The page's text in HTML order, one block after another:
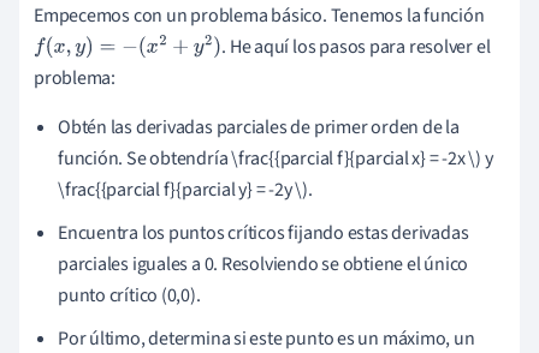
Empecemos con un problema básico. Tenemos la función
f(x,y)=−( x2+y2)
. He aquí los pasos para resolver el
problema:
Obtén las derivadas parciales de primer orden de la
función. Se obtendría \frac{{parcial f}{parcial x} = -2x \) y
\frac{{parcial f}{parcial y} = -2y \).
Encuentra los puntos críticos fijando estas derivadas
parciales iguales a 0. Resolviendo se obtiene el único
punto crítico (0,0).
Por último, determina si este punto es un máximo, un